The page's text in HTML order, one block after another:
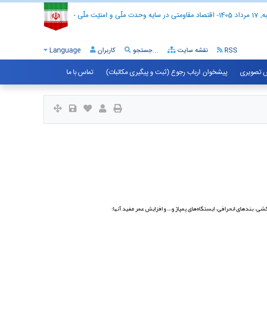
- اقتصاد مقاومتی در سایه وحدت ملّی و امنیّت ملّی - 1405
Language کاربران جستجو... نقشه سایت RSS
تصویری پیشخوان ارباب رجوع (ثبت و پیگیری مکاتبات) تماس با ما
بندهای انحرافی، ایستگاه‌های پمپاژ و... و افزایش عمر مفید آنها؛